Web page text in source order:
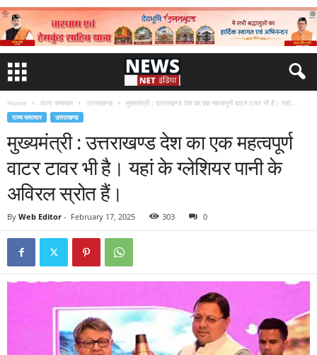
Home राज्य समाचार उत्तराखण्ड मुख्यमंत्री : उत्तराखण्ड देश का एक महत्वपूर्ण वाटर टावर भी है। यहां...
राज्य समाचार उत्तराखण्ड
मुख्यमंत्री : उत्तराखण्ड देश का एक महत्वपूर्ण
वाटर टावर भी है। यहां के ग्लेशियर पानी के
अविरल स्रोत हैं।
By Web Editor - February 17, 2025 303 0